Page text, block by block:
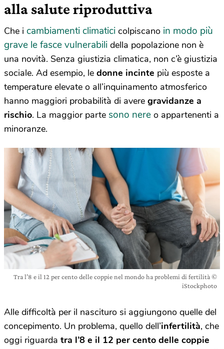
alla salute riproduttiva
Che i cambiamenti climatici colpiscano in modo più
grave le fasce vulnerabili della popolazione non è
una novità. Senza giustizia climatica, non c’è giustizia
sociale. Ad esempio, le donne incinte più esposte a
temperature elevate o all’inquinamento atmosferico
hanno maggiori probabilità di avere gravidanze a
rischio. La maggior parte sono nere o appartenenti a
minoranze.
Tra l’8 e il 12 per cento delle coppie nel mondo ha problemi di fertilità ©
iStockphoto
Alle difficoltà per il nascituro si aggiungono quelle del
concepimento. Un problema, quello dell’infertilità, che
oggi riguarda tra l’8 e il 12 per cento delle coppie